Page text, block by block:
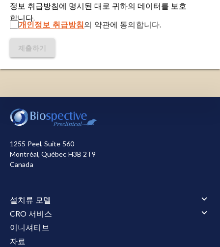
정보 취급방침에 명시된 대로 귀하의 데이터를 보호
합니다.
개인정보 취급방침의 약관에 동의합니다.
제출하기
니다. 또한, 사이트 사용 방식을 측정하거나 마케팅 목적
으로 개선을 돕기 위해 다른 쿠키를 사용합니다. 사용자
사용하는 쿠키에 대한 자세한 정보는
참조하십시오.
1255 Peel, Suite 560
Montréal, Québec H3B 2T9
Canada
설치류 모델
설치류 모델 개요
근위축성 측삭 경화증(ALS) 개요
TDP-43 형질전환 모델
알츠하이머병 및 타우병증
알츠하이머병 및 타우병증 개요
타우병증 모델
CRO 서비스
CRO 서비스 개요
동물 서비스 개요
이니셔티브
자료